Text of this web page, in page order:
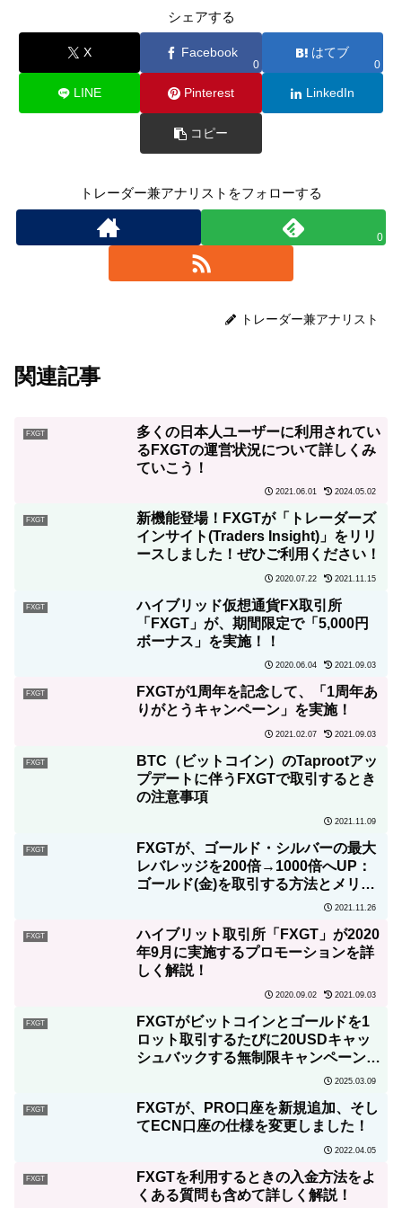
シェアする
X Facebook
0
はてブ
0
LINE Pinterest LinkedIn
コピー
トレーダー兼アナリストをフォローする
0
トレーダー兼アナリスト
関連記事
FXGT
多くの日本人ユーザーに利用されてい
るFXGTの運営状況について詳しくみ
ていこう！
2021.06.01 2024.05.02
FXGT
新機能登場！FXGTが「トレーダーズ
インサイト(Traders Insight)」をリリ
ースしました！ぜひご利用ください！
2020.07.22 2021.11.15
FXGT
ハイブリッド仮想通貨FX取引所
「FXGT」が、期間限定で「5,000円
ボーナス」を実施！！
2020.06.04 2021.09.03
FXGT
FXGTが1周年を記念して、「1周年あ
りがとうキャンペーン」を実施！
2021.02.07 2021.09.03
FXGT
BTC（ビットコイン）のTaprootアッ
プデートに伴うFXGTで取引するとき
の注意事項
2021.11.09
FXGT
FXGTが、ゴールド・シルバーの最大
レバレッジを200倍→1000倍へUP：
ゴールド(金)を取引する方法とメリッ
2021.11.26
FXGT
ハイブリット取引所「FXGT」が2020
年9月に実施するプロモーションを詳
しく解説！
2020.09.02 2021.09.03
FXGT
FXGTがビットコインとゴールドを1
ロット取引するたびに20USDキャッ
シュバックする無制限キャンペーンを
2025.03.09
FXGT
FXGTが、PRO口座を新規追加、そし
てECN口座の仕様を変更しました！
2022.04.05
FXGT
FXGTを利用するときの入金方法をよ
くある質問も含めて詳しく解説！